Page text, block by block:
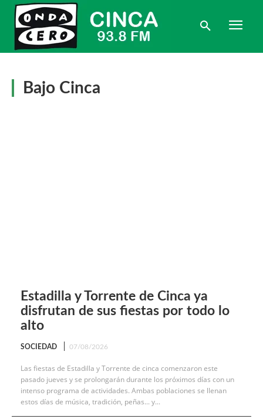
Bajo Cinca
Estadilla y Torrente de Cinca ya
disfrutan de sus fiestas por todo lo
alto
SOCIEDAD 07/08/2026
Las fiestas de Estadilla y Torrente de cinca comenzaron este
pasado jueves y se prolongarán durante los próximos días con un
intenso programa de actividades. Ambas poblaciones se llenan
estos días de música, tradición, peñas... y...